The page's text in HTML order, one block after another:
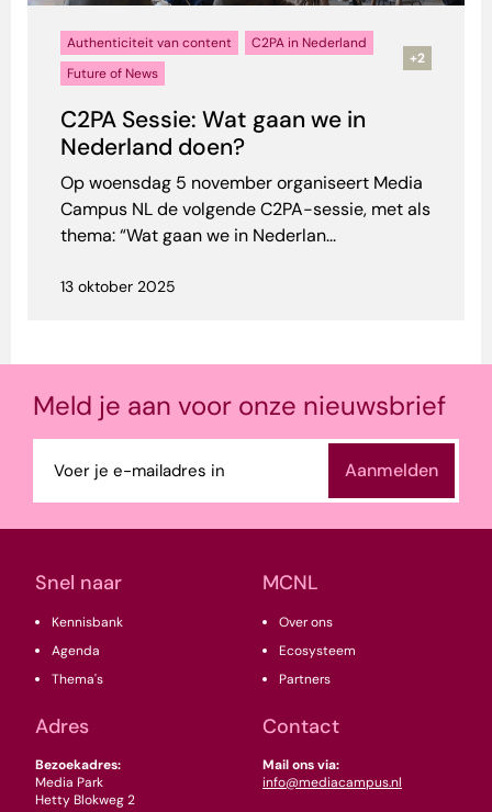
Authenticiteit van content
C2PA in Nederland
Future of News
+2
C2PA Sessie: Wat gaan we in
Nederland doen?
Op woensdag 5 november organiseert Media
Campus NL de volgende C2PA-sessie, met als
thema: “Wat gaan we in Nederlan...
13 oktober 2025
Snel naar
Kennisbank
Agenda
Thema's
MCNL
Over ons
Ecosysteem
Partners
Adres
Bezoekadres:
Media Park
Hetty Blokweg 2
Contact
Mail ons via:
info@mediacampus.nl
Meld je aan voor onze nieuwsbrief
mailadres
(Vereist)